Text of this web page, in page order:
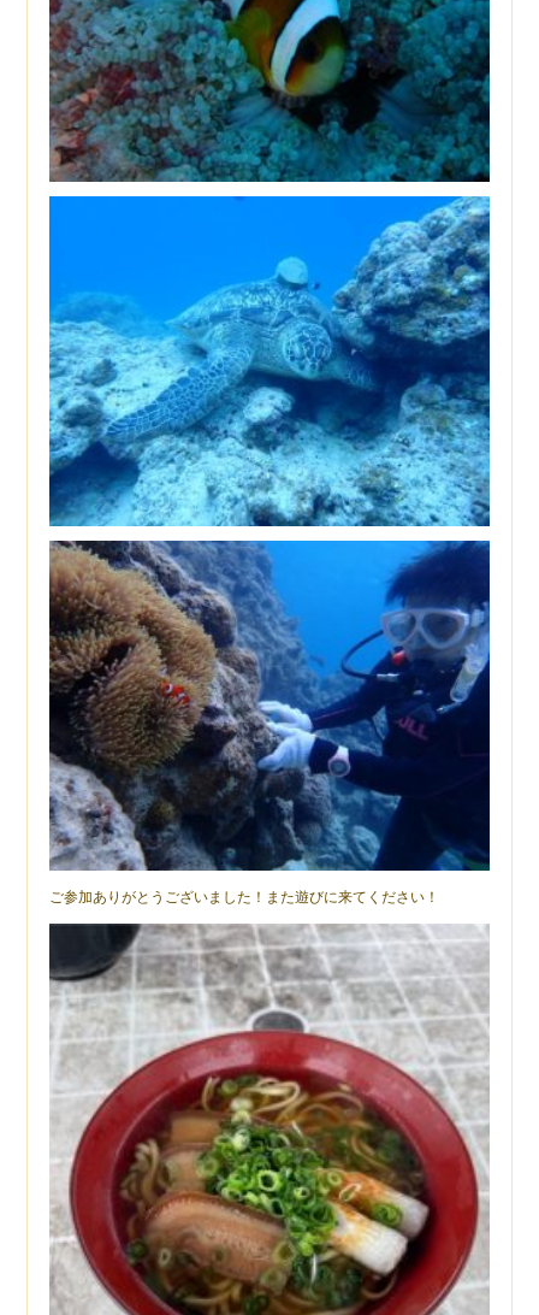
ご参加ありがとうございました！また遊びに来てください！